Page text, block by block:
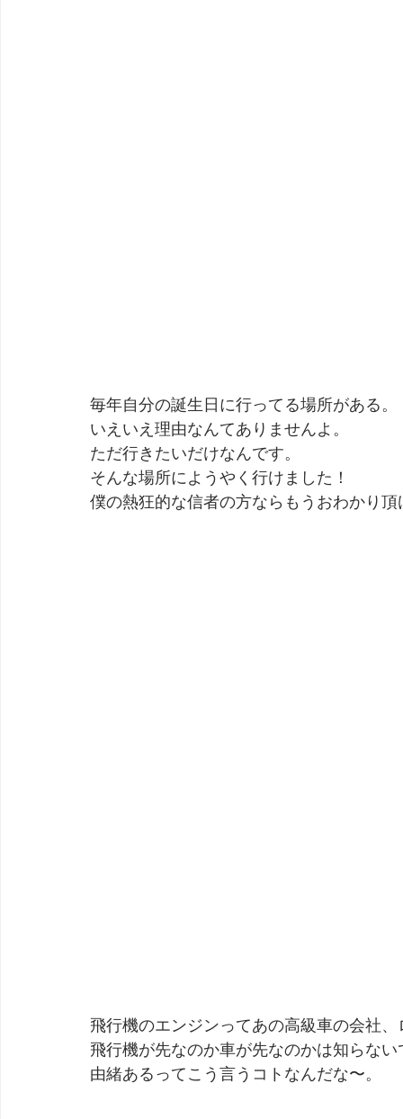
毎年自分の誕生日に行ってる場所がある。
いえいえ理由なんてありませんよ。
ただ行きたいだけなんです。
そんな場所にようやく行けました！
僕の熱狂的な信者の方ならもうおわかり
飛行機のエンジンってあの高級車の会社
飛行機が先なのか車が先なのかは知らな
由緒あるってこう言うコトなんだな〜。